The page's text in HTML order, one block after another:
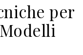
per